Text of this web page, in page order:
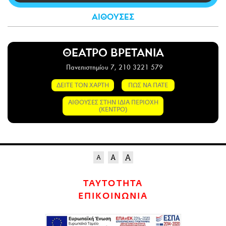
CITY GUIDE
ΑΙΘΟΥΣΕΣ
ΘΕΑΤΡΟ ΒΡΕΤΑΝΙΑ
Πανεπιστημίου 7, 210 3221 579
ΔΕΙΤΕ ΤΟΝ ΧΑΡΤΗ ΠΩΣ ΝΑ ΠΑΤΕ
ΑΙΘΟΥΣΕΣ ΣΤΗΝ ΙΔΙΑ ΠΕΡΙΟΧΗ
(ΚΕΝΤΡΟ)
ΤΑΥΤΟΤΗΤΑ
ΕΠΙΚΟΙΝΩΝΙΑ